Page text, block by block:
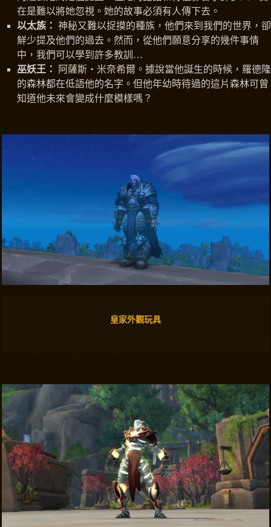
在是難以將她忽視。她的故事必須有人傳下去。
以太族： 神秘又難以捉摸的種族，他們來到我們的世界，卻
鮮少提及他們的過去。然而，從他們願意分享的幾件事情
中，我們可以學到許多教訓…
巫妖王：
阿薩斯‧米奈希爾。據說當他誕生的時候，羅德隆
的森林都在低語他的名字。但他年幼時待過的這片森林可曾
知道他未來會變成什麼模樣嗎？
皇家外觀玩具